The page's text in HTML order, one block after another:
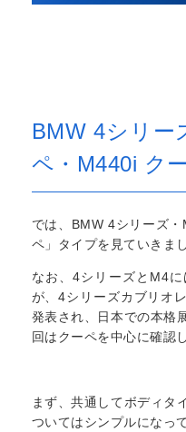
BMW 4シリー
ペ・M440i ク
では、BMW 4シリーズ
ペ」タイプを見ていきま
なお、4シリーズとM4
が、4シリーズカブリオ
発表され、日本での本格
回はクーペを中心に確認
まず、共通してボディタ
ついてはシンプルになっ